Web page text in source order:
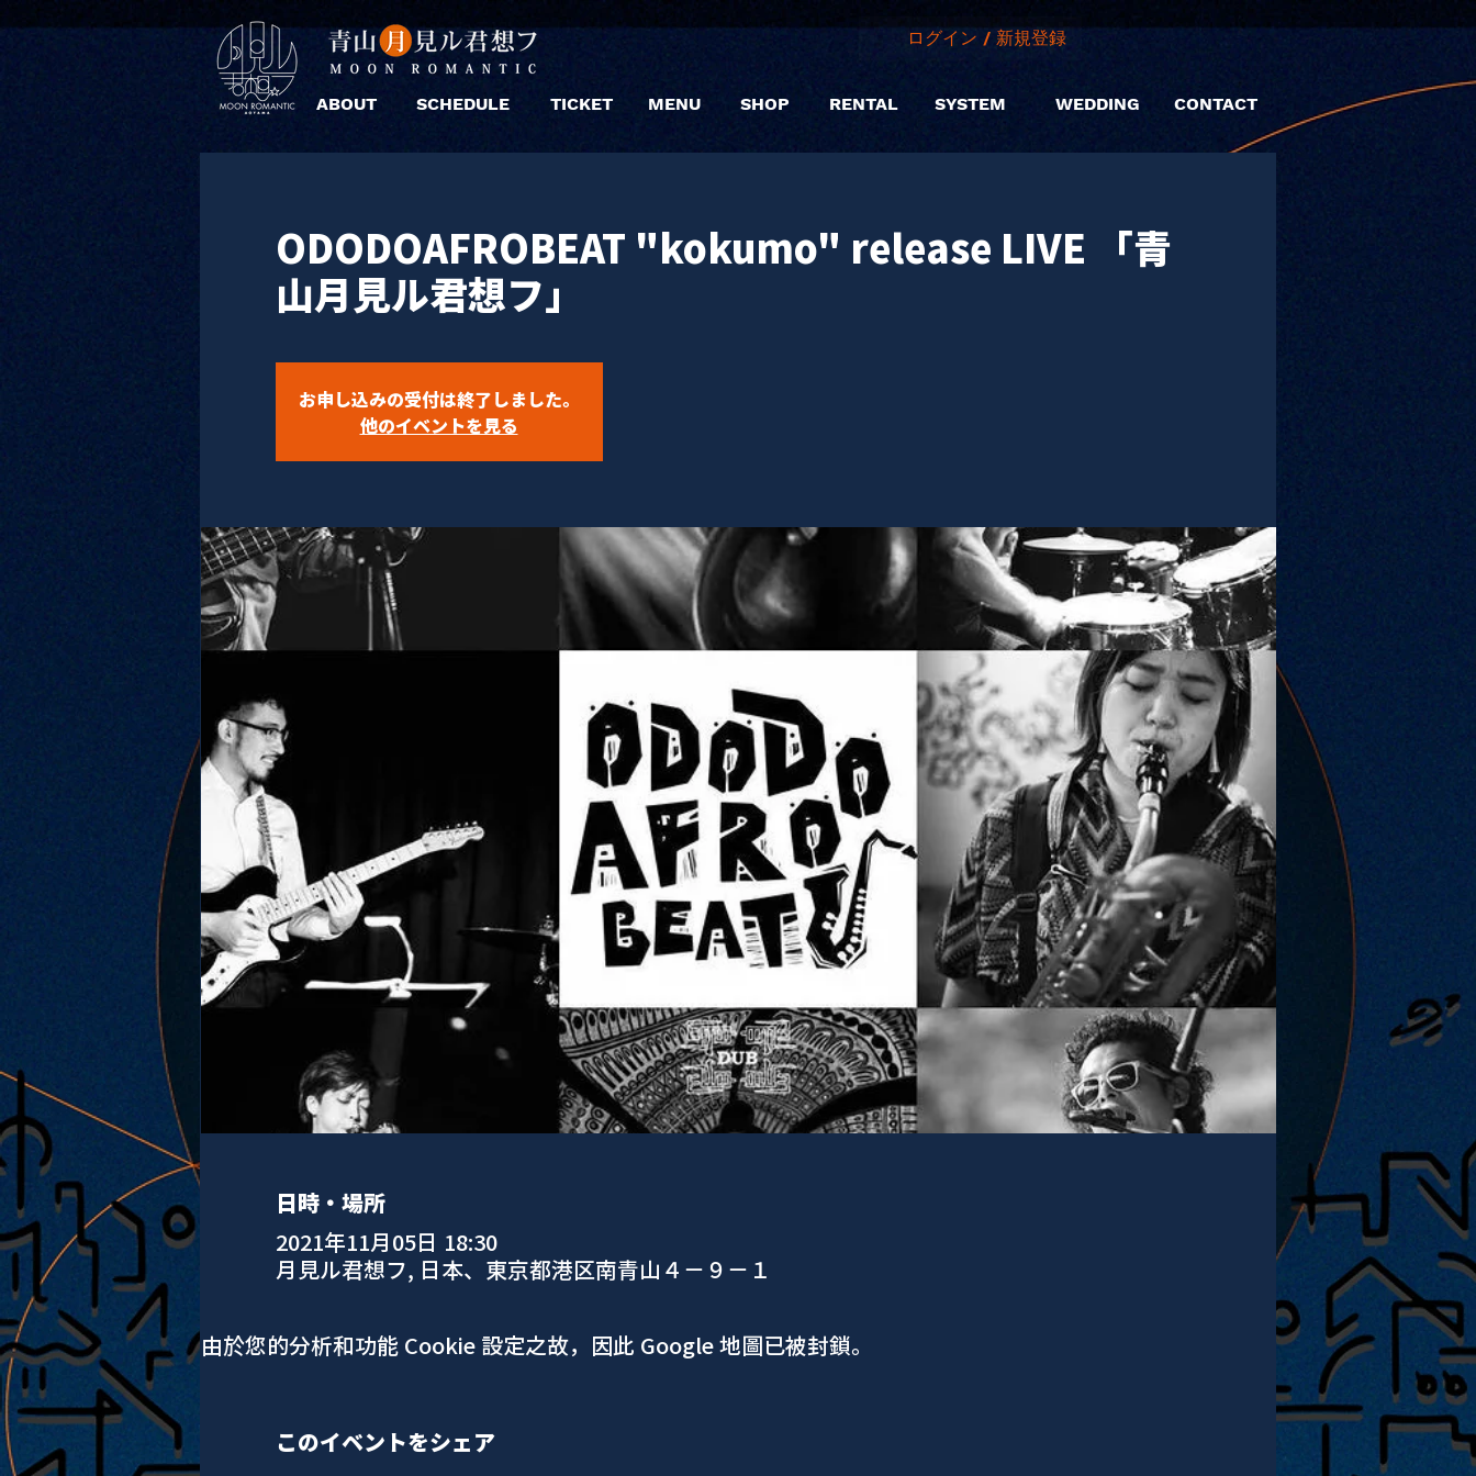
ABOUT SCHEDULE TICKET MENU SHOP
ログイン / 新規登録
RENTAL SYSTEM WEDDING CONTACT
ODODOAFROBEAT "kokumo" release LIVE 「青
山月見ル君想フ」
お申し込みの受付は終了しました。
他のイベントを見る
日時・場所
2021年11月05日 18:30
月見ル君想フ, 日本、東京都港区南青山４−９−１
由於您的分析和功能 Cookie 設定之故，因此 Google 地圖已被封鎖。
このイベントをシェア